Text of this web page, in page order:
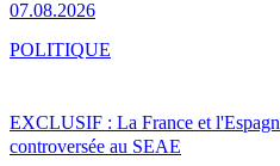
07.08.2026
EXCLUSIF : La France et
controversée au SEAE
POLITIQUE